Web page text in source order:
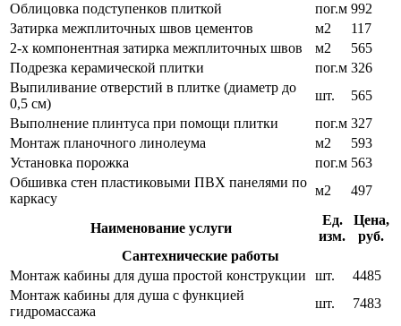
Облицовка подступенков плиткой
пог.м 992
Затирка межплиточных швов цементов
м2
117
2-х компонентная затирка межплиточных швов
м2
565
Подрезка керамической плитки
пог.м 326
Выпиливание отверстий в плитке (диаметр до
0,5 см)
шт.
565
Выполнение плинтуса при помощи плитки
пог.м 327
Монтаж планочного линолеума
м2
593
Установка порожка
пог.м 563
Обшивка стен пластиковыми ПВХ панелями по
каркасу
м2 497
Наименование услуги
Ед.
изм.
Цена,
руб.
Сантехнические работы
Монтаж кабины для душа простой конструкции
шт.
4485
Монтаж кабины для душа с функцией
гидромассажа
шт.
7483